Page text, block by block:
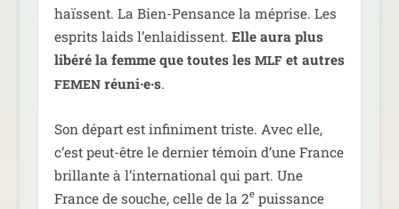
haïssent. La Bien-Pensance la méprise. Les
esprits laids l’en­lai­dissent. Elle aura plus
libé­ré la femme que toutes les MLFet autres
FEMENréuni·e·s.
Son départ est infi­ni­ment triste. Avec elle,
c’est peut-être le der­nier témoin d’une France
brillante à l’in­ter­na­tio­nal qui part. Une
France de souche, celle de la 2epuis­sance